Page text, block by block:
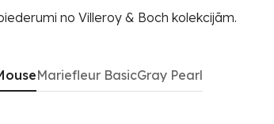
no Villeroy & Boch kolekcijām.
Mariefleur BasicGray Pearl